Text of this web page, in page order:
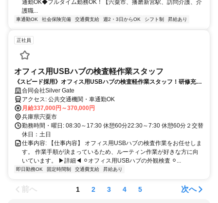
通勤OK◆フルタイム勤務OK！【宍粟市、播磨新宮駅、訪問介護、介
護職...
車通勤OK 社会保険完備 交通費支給 週2・3日からOK シフト制 昇給あり
正社員
オフィス用USBハブの検査軽作業スタッフ
《スピード採用》オフィス用USBハブの検査軽作業スタッフ！研修充実
♪
合同会社Silver Gate
アクセス: 公共交通機関・車通勤OK
月給337,000円～370,000円
兵庫県宍粟市
勤務時間・曜日: 08:30～17:30 休憩60分22:30～7:30 休憩60分２交替
休日：土日
仕事内容: 【仕事内容】 オフィス用USBハブの検査作業をお任せしま
す。 作業手順が決まっているため、ルーティン作業が好きな方に向
いています。 ▶詳細◀︎ ⚪︎オフィス用USBハブの外観検査 ⚪︎...
即日勤務OK 固定時間制 交通費支給 昇給あり
前へ 1 2 3 4 5 次へ